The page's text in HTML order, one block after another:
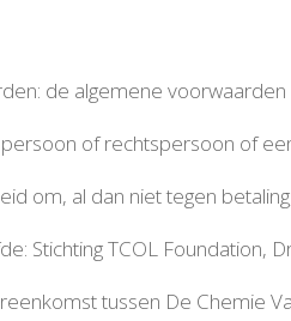
♥
♥
.
♥
de algemene
of rechtspersoon of
om, al dan niet tegen
Stichting TCOL Foundation,
tussen De Chemie